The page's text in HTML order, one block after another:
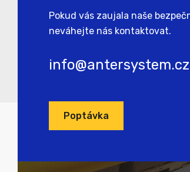
Pokud vás zaujala naše
neváhejte nás kontaktovat.
info@antersystem.cz
Poptávka